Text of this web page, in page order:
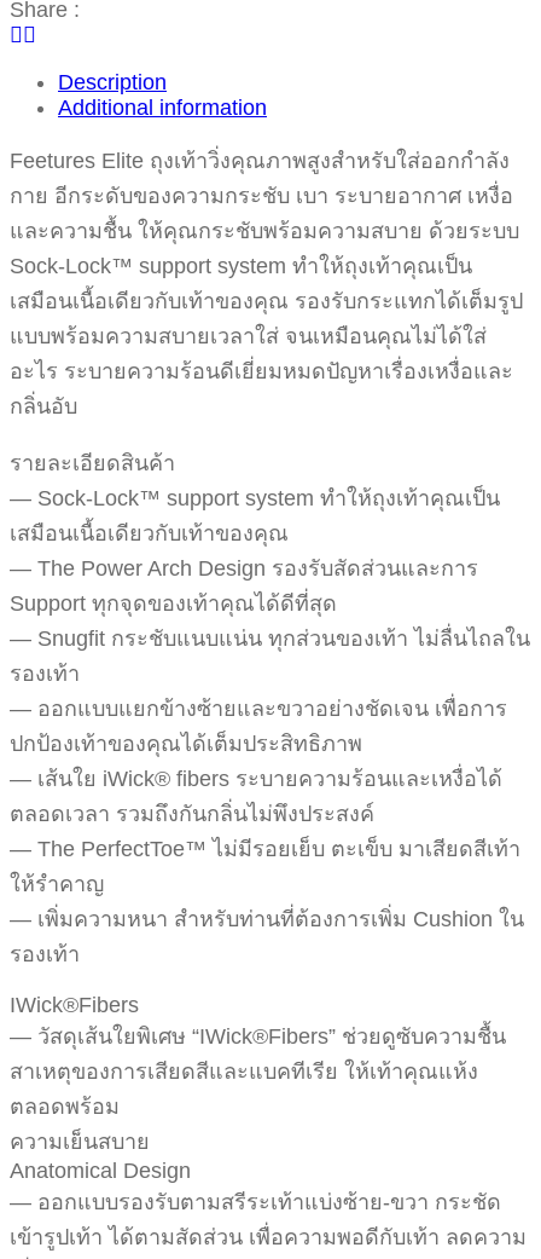
Share :
Description
Additional information
Feetures Elite ถุงเท้าวิ่งคุณภาพสูงสำหรับใส่ออกกำลัง
กาย อีกระดับของความกระชับ เบา ระบายอากาศ เหงื่อ
และความชื้น ให้คุณกระชับพร้อมความสบาย ด้วยระบบ
Sock-Lock™ support system ทำให้ถุงเท้าคุณเป็น
เสมือนเนื้อเดียวกับเท้าของคุณ รองรับกระแทกได้เต็มรูป
แบบพร้อมความสบายเวลาใส่ จนเหมือนคุณไม่ได้ใส่
อะไร ระบายความร้อนดีเยี่ยมหมดปัญหาเรื่องเหงื่อและ
กลิ่นอับ
รายละเอียดสินค้า
— Sock-Lock™ support system ทำให้ถุงเท้าคุณเป็น
เสมือนเนื้อเดียวกับเท้าของคุณ
— The Power Arch Design รองรับสัดส่วนและการ
Support ทุกจุดของเท้าคุณได้ดีที่สุด
— Snugfit กระชับแนบแน่น ทุกส่วนของเท้า ไม่ลื่นไถลใน
รองเท้า
— ออกแบบแยกข้างซ้ายและขวาอย่างชัดเจน เพื่อการ
ปกป้องเท้าของคุณได้เต็มประสิทธิภาพ
— เส้นใย iWick® fibers ระบายความร้อนและเหงื่อได้
ตลอดเวลา รวมถึงกันกลิ่นไม่พึงประสงค์
— The PerfectToe™ ไม่มีรอยเย็บ ตะเข็บ มาเสียดสีเท้า
ให้รำคาญ
— เพิ่มความหนา สำหรับท่านที่ต้องการเพิ่ม Cushion ใน
รองเท้า
IWick®Fibers
— วัสดุเส้นใยพิเศษ “IWick®Fibers” ช่วยดูซับความชื้น
สาเหตุของการเสียดสีและแบคทีเรีย ให้เท้าคุณแห้ง
ตลอดพร้อม
ความเย็นสบาย
Anatomical Design
— ออกแบบรองรับตามสรีระเท้าแบ่งซ้าย-ขวา กระชัด
เข้ารูปเท้า ได้ตามสัดส่วน เพื่อความพอดีกับเท้า ลดความ